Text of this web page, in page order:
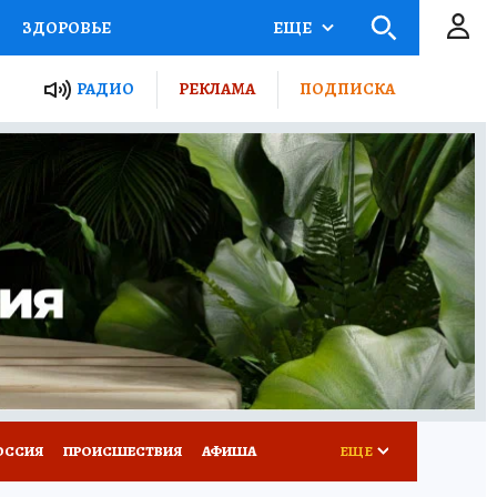
ЗДОРОВЬЕ
РОССИИ
ПУТЕВОДИТЕЛЬ
ТУРИЗМ
ПОТРЕБИТЕЛЯ ВСЕ О КП
ЕЩЕ
РАДИО РЕКЛАМА ПОДПИСКА
ПРОИСШЕСТВИЯ АФИША ЕЩЕ